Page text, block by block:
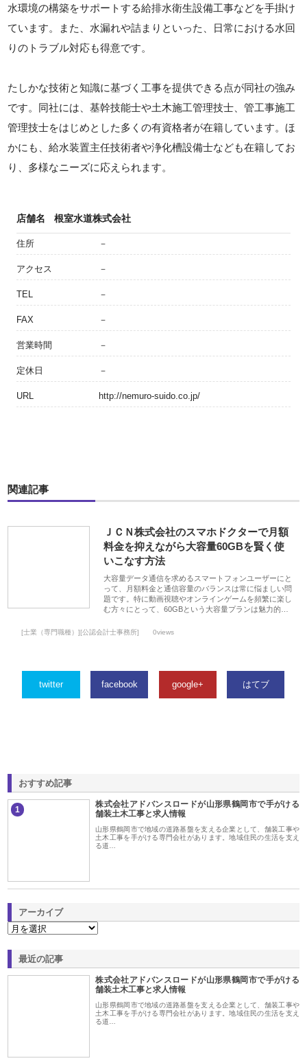
水環境の構築をサポートする給排水衛生設備工事などを手掛け
ています。また、水漏れや詰まりといった、日常における水回
りのトラブル対応も得意です。
たしかな技術と知識に基づく工事を提供できる点が同社の強み
です。同社には、基幹技能士や土木施工管理技士、管工事施工
管理技士をはじめとした多くの有資格者が在籍しています。ほ
かにも、給水装置主任技術者や浄化槽設備士なども在籍してお
り、多様なニーズに応えられます。
店舗名 根室水道株式会社
住所 －
アクセス －
TEL －
FAX －
営業時間 －
定休日 －
URL http://nemuro-suido.co.jp/
関連記事
ＪＣＮ株式会社のスマホドクターで月額
料金を抑えながら大容量60GBを賢く使
いこなす方法
大容量データ通信を求めるスマートフォンユーザーにと
って、月額料金と通信容量のバランスは常に悩ましい問
題です。特に動画視聴やオンラインゲームを頻繁に楽し
む方々にとって、60GBという大容量プランは魅力的…
[士業（専門職種）][公認会計士事務所] 0views
twitter facebook google+ はてブ
おすすめ記事
1
株式会社アドバンスロードが山形県鶴岡市で手がける
舗装土木工事と求人情報
山形県鶴岡市で地域の道路基盤を支える企業として、舗装工事や
土木工事を手がける専門会社があります。地域住民の生活を支え
る道…
アーカイブ
最近の記事
株式会社アドバンスロードが山形県鶴岡市で手がける
舗装土木工事と求人情報
山形県鶴岡市で地域の道路基盤を支える企業として、舗装工事や
土木工事を手がける専門会社があります。地域住民の生活を支え
る道…